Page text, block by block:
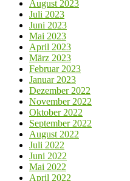
August 2023
Juli 2023
Juni 2023
Mai 2023
April 2023
März 2023
Februar 2023
Januar 2023
Dezember 2022
November 2022
Oktober 2022
September 2022
August 2022
Juli 2022
Juni 2022
Mai 2022
April 2022